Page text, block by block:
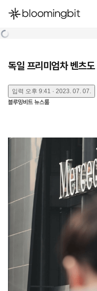
한국어
독일 프리미엄차 벤츠
입력 오후 9:41 · 2023. 07. 07.
블루밍비트 뉴스룸